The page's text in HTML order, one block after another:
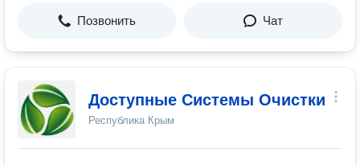
Позвонить Чат
Доступные Системы Очистки
Республика Крым